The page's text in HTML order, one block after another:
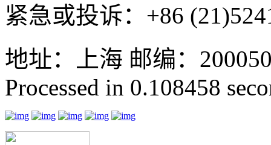
紧急或投诉：+86
地址：上海 邮编：
Processed in 0.108458